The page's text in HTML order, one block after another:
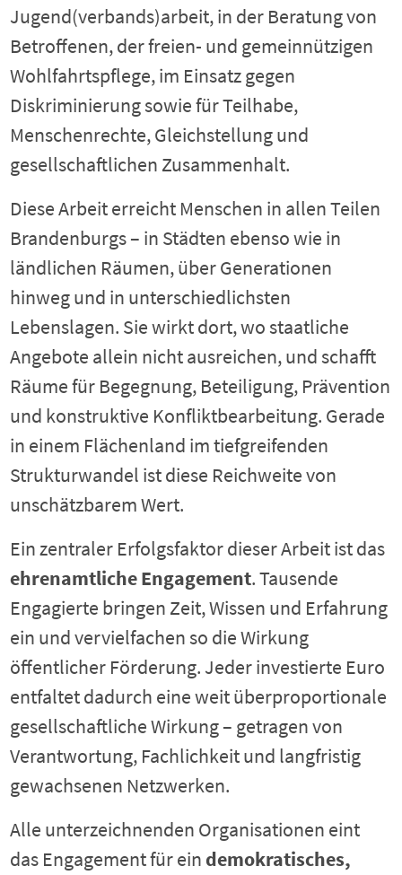
Jugend(verbands)arbeit, in der Beratung von
Betroffenen, der freien- und gemeinnützigen
Wohlfahrtspflege, im Einsatz gegen
Diskriminierung sowie für Teilhabe,
Menschenrechte, Gleichstellung und
gesellschaftlichen Zusammenhalt.
Diese Arbeit erreicht Menschen in allen Teilen
Brandenburgs – in Städten ebenso wie in
ländlichen Räumen, über Generationen
hinweg und in unterschiedlichsten
Lebenslagen. Sie wirkt dort, wo staatliche
Angebote allein nicht ausreichen, und schafft
Räume für Begegnung, Beteiligung, Prävention
und konstruktive Konfliktbearbeitung. Gerade
in einem Flächenland im tiefgreifenden
Strukturwandel ist diese Reichweite von
unschätzbarem Wert.
Ein zentraler Erfolgsfaktor dieser Arbeit ist das
ehrenamtliche Engagement. Tausende
Engagierte bringen Zeit, Wissen und Erfahrung
ein und vervielfachen so die Wirkung
öffentlicher Förderung. Jeder investierte Euro
entfaltet dadurch eine weit überproportionale
gesellschaftliche Wirkung – getragen von
Verantwortung, Fachlichkeit und langfristig
gewachsenen Netzwerken.
Alle unterzeichnenden Organisationen eint
das Engagement für ein demokratisches,